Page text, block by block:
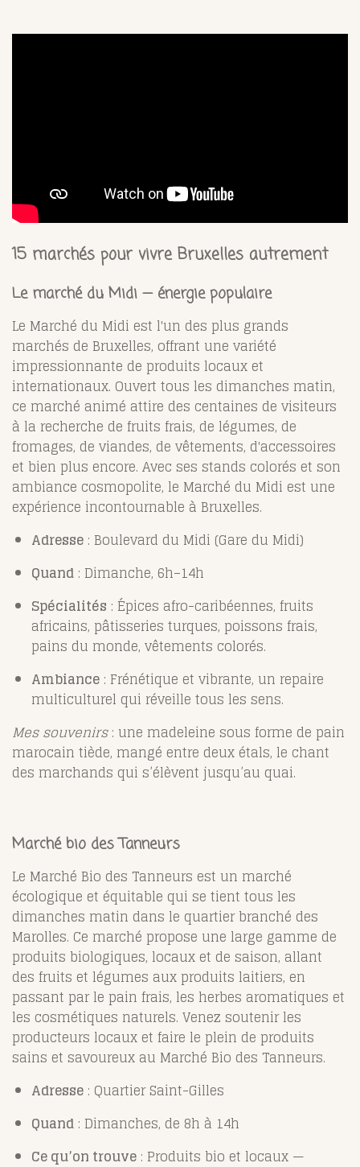
15 marchés pour vivre Bruxelles autrement
Le marché du Midi — énergie populaire
Le Marché du Midi est l'un des plus grands
marchés de Bruxelles, offrant une variété
impressionnante de produits locaux et
internationaux. Ouvert tous les dimanches matin,
ce marché animé attire des centaines de visiteurs
à la recherche de fruits frais, de légumes, de
fromages, de viandes, de vêtements, d'accessoires
et bien plus encore. Avec ses stands colorés et son
ambiance cosmopolite, le Marché du Midi est une
expérience incontournable à Bruxelles.
Adresse : Boulevard du Midi (Gare du Midi)
Quand : Dimanche, 6h–14h
Spécialités : Épices afro-caribéennes, fruits
africains, pâtisseries turques, poissons frais,
pains du monde, vêtements colorés.
Ambiance : Frénétique et vibrante, un repaire
multiculturel qui réveille tous les sens.
Mes souvenirs: une madeleine sous forme de pain
marocain tiède, mangé entre deux étals, le chant
des marchands qui s’élèvent jusqu’au quai.
Marché bio des Tanneurs
Le Marché Bio des Tanneurs est un marché
écologique et équitable qui se tient tous les
dimanches matin dans le quartier branché des
Marolles. Ce marché propose une large gamme de
produits biologiques, locaux et de saison, allant
des fruits et légumes aux produits laitiers, en
passant par le pain frais, les herbes aromatiques et
les cosmétiques naturels. Venez soutenir les
producteurs locaux et faire le plein de produits
sains et savoureux au Marché Bio des Tanneurs.
Adresse : Quartier Saint-Gilles
Quand : Dimanches, de 8h à 14h
Ce qu’on trouve : Produits bio et locaux —